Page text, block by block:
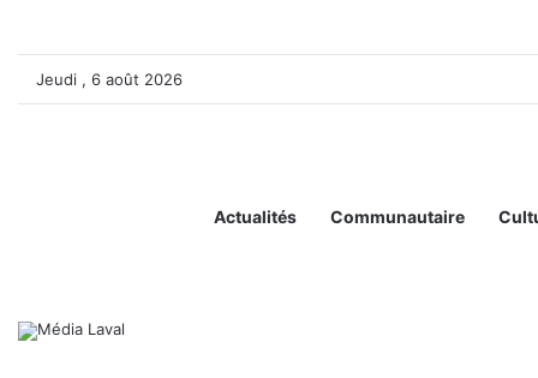
Jeudi , 6 août 2026
Actualités Communautaire